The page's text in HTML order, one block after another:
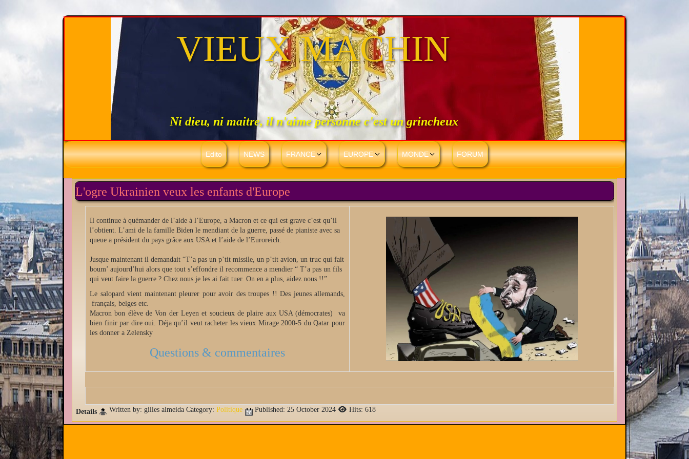
VIEUX MACHIN
Ni dieu, ni maitre, il n'aime personne c'est un grincheux
Edito NEWS FRANCE EUROPE MONDE FORUM
L'ogre Ukrainien veux les enfants d'Europe
Il continue à quémander de l’aide à l’Europe, a Macron et ce qui est grave c’est qu’il
l’obtient. L’ami de la famille Biden le mendiant de la guerre, passé de pianiste avec sa
queue a président du pays grâce aux USA et l’aide de l’Euroreich.
Jusque maintenant il demandait “T’a pas un p’tit missile, un p’tit avion, un truc qui fait
boum’ aujourd’hui alors que tout s’effondre il recommence a mendier “ T’a pas un fils
qui veut faire la guerre ? Chez nous je les ai fait tuer. On en a plus, aidez nous !!”
Le salopard vient maintenant pleurer pour avoir des troupes !! Des jeunes allemands,
français, belges etc.
Macron bon élève de Von der Leyen et soucieux de plaire aux USA (démocrates) va
bien finir par dire oui. Déjaqu’il veut racheter les vieux Mirage 2000-5 du Qatar pour
les donner a Zelensky
Questions & commentaires
Details Written by: gilles almeida Category: Politique Published: 25 October 2024 Hits: 618